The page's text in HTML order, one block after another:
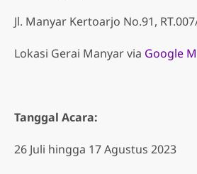
Jl. Manyar Kertoarjo No.91,
Lokasi Gerai Manyar via Google
Tanggal Acara:
26 Juli hingga 17 Agustus 2023